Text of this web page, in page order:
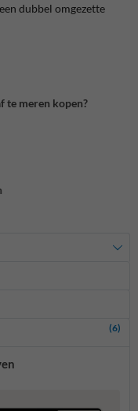
dubbel omgezette
te meren kopen?
(6)